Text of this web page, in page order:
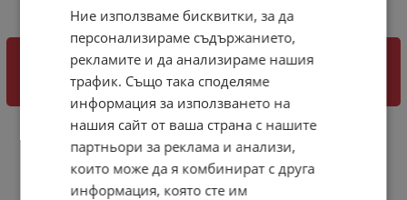
КЛИКНЕТЕ ТУК ЗА РЕЗЕРВНО СТЪКЛО 4
МЛ
Ние използваме бисквитки, за да
персонализираме съдържанието,
рекламите и да анализираме нашия
трафик. Също така споделяме
информация за използването на
нашия сайт от ваша страна с нашите
партньори за реклама и анализи,
които може да я комбинират с друга
информация, която сте им